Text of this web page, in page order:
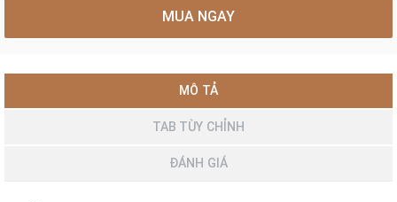
MUA NGAY
MÔ TẢ
TAB TÙY CHỈNH
ĐÁNH GIÁ